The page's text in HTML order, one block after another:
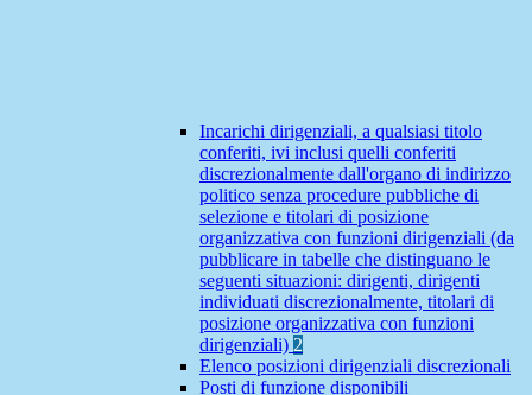
Incarichi dirigenziali, a qualsiasi titolo
conferiti, ivi inclusi quelli conferiti
discrezionalmente dall'organo di indirizzo
politico senza procedure pubbliche di
selezione e titolari di posizione
organizzativa con funzioni dirigenziali (da
pubblicare in tabelle che distinguano le
seguenti situazioni: dirigenti, dirigenti
individuati discrezionalmente, titolari di
posizione organizzativa con funzioni
dirigenziali) 2
Elenco posizioni dirigenziali discrezionali
Posti di funzione disponibili